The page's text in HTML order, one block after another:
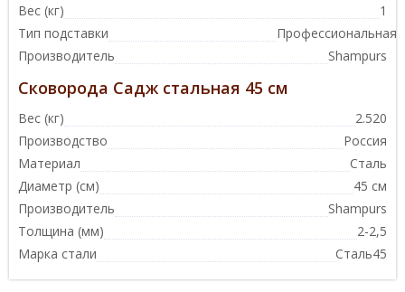
Вес (кг)
1
Тип подставки
Профессиональная
Производитель
Shampurs
Сковорода Садж стальная 45 см
Вес (кг)
2.520
Производство
Россия
Материал
Сталь
Диаметр (см)
45 см
Производитель
Shampurs
Толщина (мм)
2-2,5
Марка стали
Сталь45